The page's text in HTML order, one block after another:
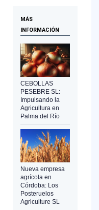
MÁS
INFORMACIÓN
CEBOLLAS
PESEBRE SL:
Impulsando la
Agricultura en
Palma del Río
Nueva empresa
agrícola en
Córdoba: Los
Posteruelos
Agriculture SL